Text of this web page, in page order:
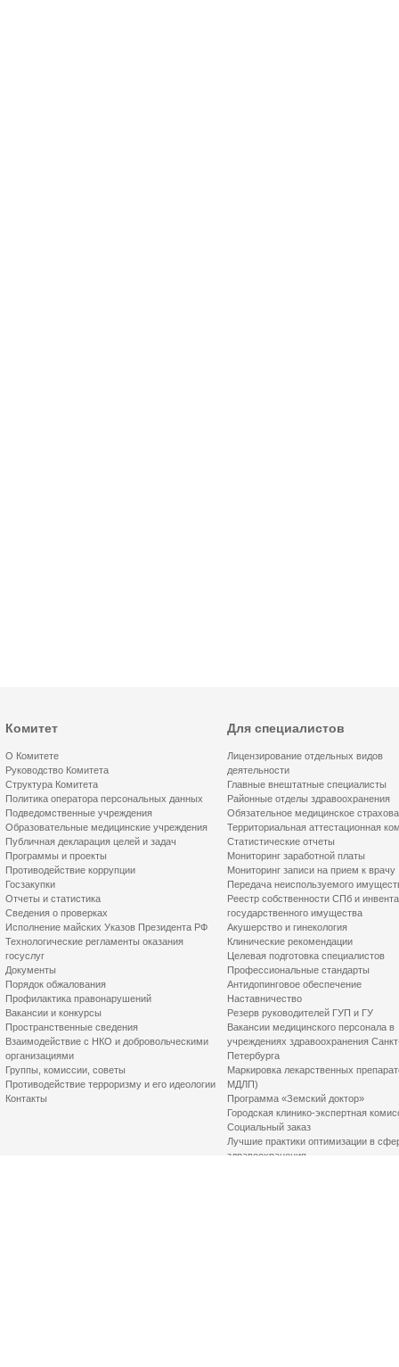
Комитет
О Комитете
Руководство Комитета
Структура Комитета
Политика оператора персональных данных
Подведомственные учреждения
Образовательные медицинские учреждения
Публичная декларация целей и задач
Программы и проекты
Противодействие коррупции
Госзакупки
Отчеты и статистика
Сведения о проверках
Исполнение майских Указов Президента РФ
Технологические регламенты оказания
госуслуг
Документы
Порядок обжалования
Профилактика правонарушений
Вакансии и конкурсы
Пространственные сведения
Взаимодействие с НКО и добровольческими
организациями
Группы, комиссии, советы
Противодействие терроризму и его идеологии
Контакты
Для специалистов
Лицензирование отдельных видов
деятельности
Главные внештатные специалисты
Районные отделы здравоохранения
Обязательное медицинское
Территориальная аттестационная
Статистические отчеты
Мониторинг заработной платы
Мониторинг записи на прием к врачу
Передача неиспользуемого
Реестр собственности СПб и
государственного имущества
Акушерство и гинекология
Клинические рекомендации
Целевая подготовка специалистов
Профессиональные стандарты
Антидопинговое обеспечение
Наставничество
Резерв руководителей ГУП и ГУ
Вакансии медицинского персонала в
учреждениях здравоохранения
Петербурга
Маркировка лекарственных
МДЛП)
Программа «Земский доктор»
Городская клинико-экспертная
Социальный заказ
Лучшие практики оптимизации в
здравоохранения